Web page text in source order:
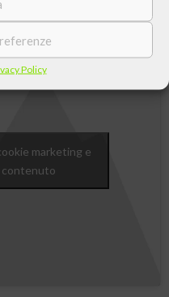
Policy
Cattolica di Milano.
marketing e